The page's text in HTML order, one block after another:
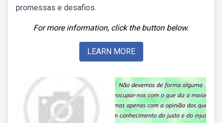
promessas e desafios.
For more information, click the button below.
LEARN MORE